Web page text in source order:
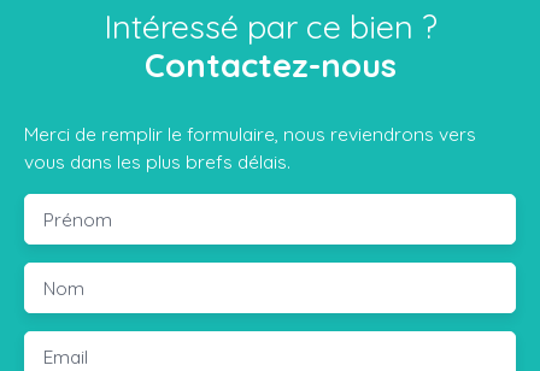
Intéressé par ce bien ?
Contactez-nous
Merci de remplir le formulaire, nous reviendrons vers
vous dans les plus brefs délais.
Prénom
Nom
Email